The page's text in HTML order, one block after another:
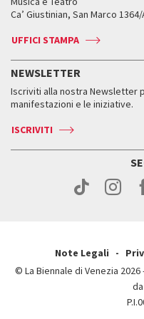
Come raggiungerci
Press
Orari e sedi
Accrediti
Come raggiungerci
Biglietti
Accrediti
Come raggiungerci
Contatti
Press
Come raggiungerci
Press
Leone d’argento
Edizioni passate
Orari e sedi
Biglietti
Servizi al pubblico
Come raggiungerci
Contatti
Biennale College ASAC
ASAC DATI
Storia
Orari e sedi
Ca’ Giustinian, San Marco
UFFICI STAMPA
NEWSLETTER
Iscriviti alla nostra Newsletter
manifestazioni e le iniziative.
ISCRIVITI
Note Legali
© La Biennale di Venezia